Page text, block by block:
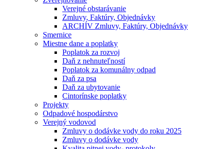
Verejné obstarávanie
Zmluvy, Faktúry, Objednávky
ARCHÍV Zmluvy, Faktúry, Objednávky
Smernice
Miestne dane a poplatky
Poplatok za rozvoj
Daň z nehnuteľností
Poplatok za komunálny odpad
Daň za psa
Daň za ubytovanie
Cintorínske poplatky
Projekty
Odpadové hospodárstvo
Verejný vodovod
Zmluvy o dodávke vody do roku 2025
Zmluvy o dodávke vody